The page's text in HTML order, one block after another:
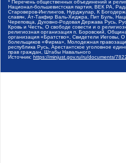
* Перечень общественных объединений и
Национал-большевистская партия, ВЕК РА,
Староверов-Инглингов, Нурджулар, К
славян, Ат-Такфир Валь-Хиджра, Пит Буль,
Череповца, Духовно-Родовая Держава Русь,
Кровь и Честь, О свободе совести и о
религиозная организация п. Боровский,
организация «Братство», Свидетели Иеговы,
болельщиков «Фирма», Молодежная
республика Русь, Арестантское уголовное
прав граждан, Штабы Навального
Источник: https://minjust.gov.ru/ru/documents/